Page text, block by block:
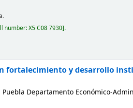
number:X5 C08 7930 .
y desarrollo
Departamento Económico-